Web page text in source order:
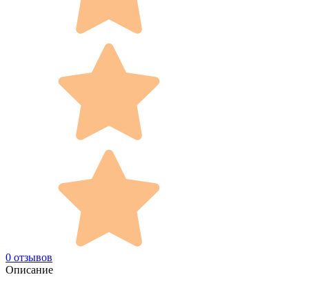
0 отзывов
Описание